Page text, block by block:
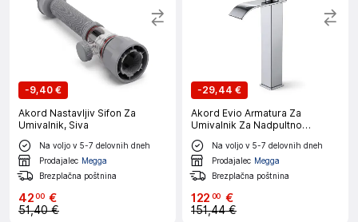
-9,40 €
Akord Nastavljiv Sifon Za
Umivalnik, Siva
Na voljo v 5-7 delovnih dneh
Prodajalec Megga
Brezplačna poštnina
4200 €
51,40 €
-29,44 €
Akord Evio Armatura Za
Umivalnik Za Nadpultno
Montažo S Slapovnim Izlivom,
KromNa voljo v 5-7 delovnih dneh
Prodajalec Megga
Brezplačna poštnina
122 00 €
151,44 €